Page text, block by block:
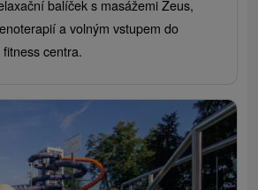
balíček s masážemi Zeus,
a volným vstupem do
centra.